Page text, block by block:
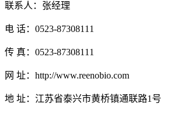
联系人：张经理
电 话：0523-87308111
传 真：0523-87308111
网 址：http://www.reenobio.com
地 址：江苏省泰兴市黄桥镇通联路1号